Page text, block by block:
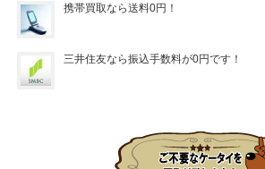
携帯買取なら送料0円！
三井住友なら振込手数料が0円です！